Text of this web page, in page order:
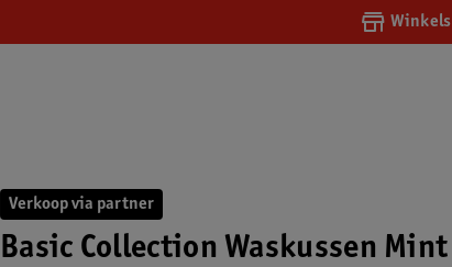
Winkels
Verkoop via partner
Basic Collection Waskussen Mint